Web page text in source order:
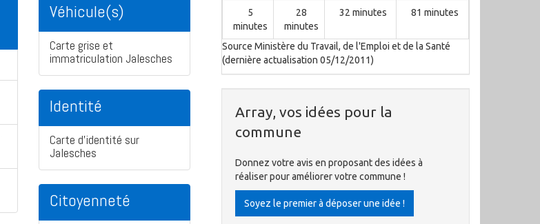
Véhicule(s)
Carte grise et
immatriculation Jalesches
Identité
Carte d'identité sur
Jalesches
Citoyenneté
5
minutes
28
minutes
32 minutes 81 minutes
Source Ministère du Travail, de l'Emploi et de la Santé
(dernière actualisation 05/12/2011)
Array, vos idées pour la
commune
Donnez votre avis en proposant des idées à
réaliser pour améliorer votre commune !
Soyez le premier à déposer une idée !